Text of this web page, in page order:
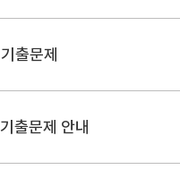
강능력시험 기출문제
출문제 안내